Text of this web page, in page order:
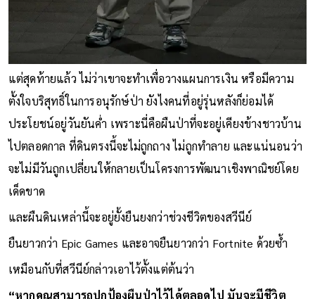
แต่สุดท้ายแล้ว ไม่ว่าเขาจะทำเพื่อวางแผนการเงิน หรือมีความ
ตั้งใจบริสุทธิ์ในการอนุรักษ์ป่า ยังไงคนที่อยู่รุ่นหลังก็ย่อมได้
ประโยชน์อยู่วันยันค่ำ เพราะนี่คือผืนป่าที่จะอยู่เคียงข้างชาวบ้าน
ไปตลอดกาล ที่ดินตรงนี้จะไม่ถูกถาง ไม่ถูกทำลาย และแน่นอนว่า
จะไม่มีวันถูกเปลี่ยนให้กลายเป็นโครงการพัฒนาเชิงพาณิชย์โดย
เด็ดขาด
และผืนดินเหล่านี้จะอยู่ยั้งยืนยงกว่าช่วงชีวิตของสวีนีย์
ยืนยาวกว่า Epic Games และอาจยืนยาวกว่า Fortnite ด้วยซ้ำ
เหมือนกับที่สวีนีย์กล่าวเอาไว้ตั้งแต่ต้นว่า